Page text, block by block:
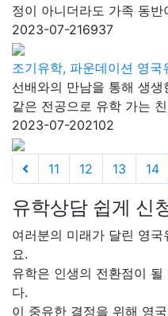
정이 아니더라도 가족 동반
2023-07-216937
조기유학, 파운데이션 영
선배와의 만남을 통해 생
같은 전공으로 유학 가는
2023-07-202102
11 12 13 14
유학상담 쉽게 신
여러분의 미래가 달린 영
요.
유학은 인생의 전환점이
다.
이 중유한 결정을 위해 영